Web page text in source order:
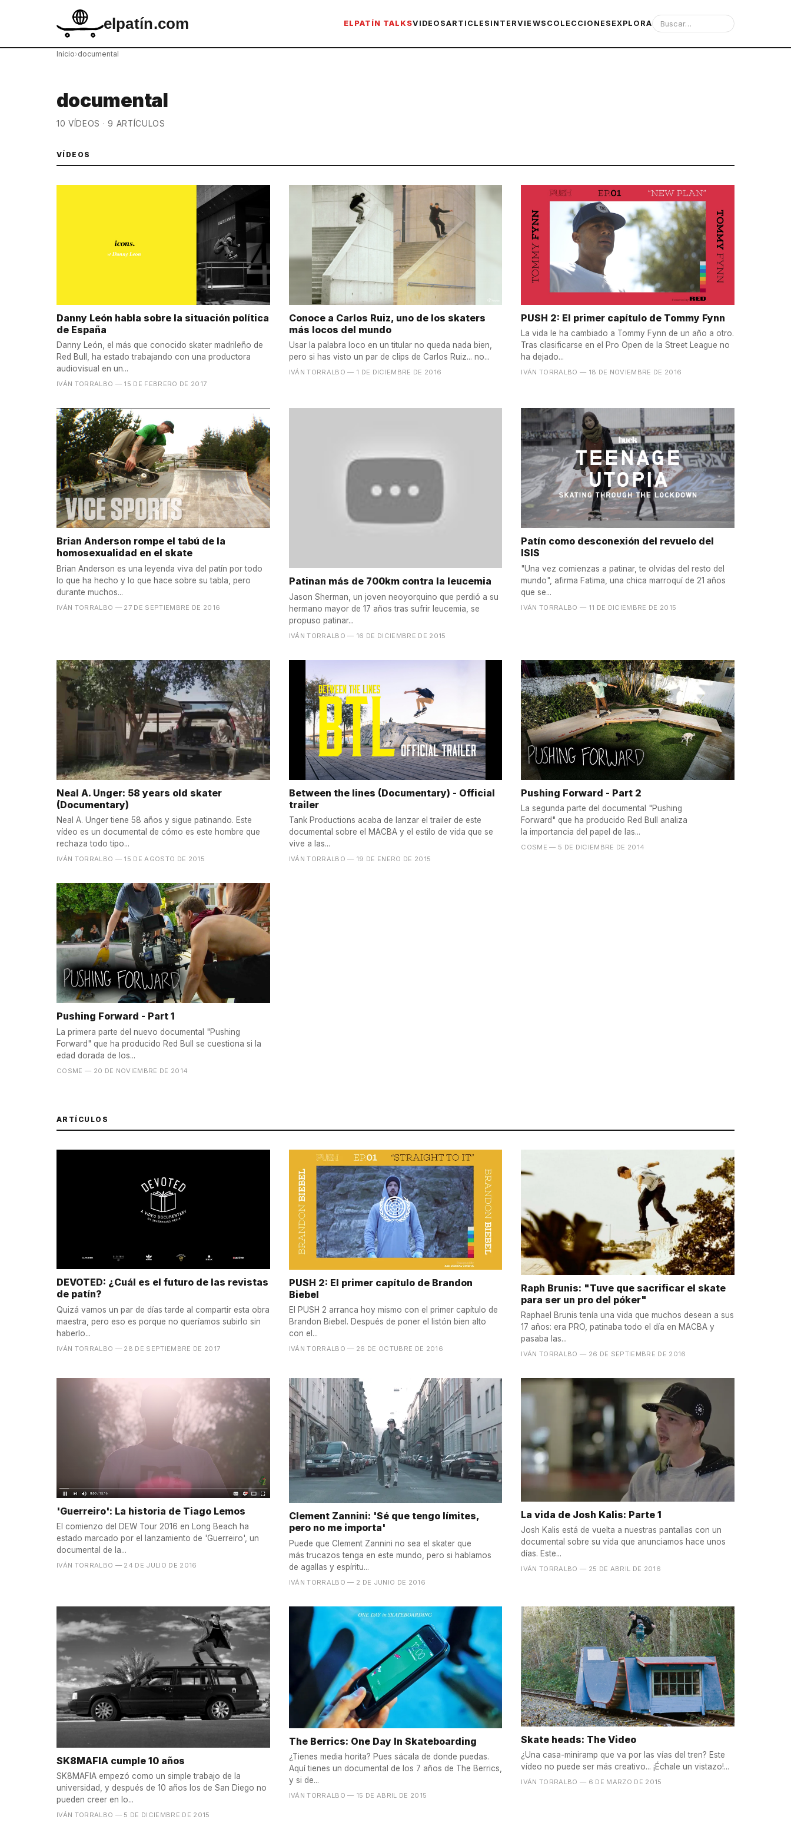
elpatín.com ELPATÍN TALKSVIDEOSARTICLES INTERVIEWS COLECCIONES EXPLORA
Inicio›documental
documental
10 VÍDEOS · 9 ARTÍCULOS
VÍDEOS
Danny León habla sobre la situación política
de España
Danny León, el más que conocido skater madrileño de
Red Bull, ha estado trabajando con una productora
audiovisual en un...
IVÁN TORRALBO — 15 DE FEBRERO DE 2017
Conoce a Carlos Ruiz, uno de los skaters
más locos del mundo
Usar la palabra loco en un titular no queda nada bien,
pero si has visto un par de clips de Carlos Ruiz... no...
IVÁN TORRALBO — 1 DE DICIEMBRE DE 2016
PUSH 2: El primer capítulo de Tommy Fynn
La vida le ha cambiado a Tommy Fynn de un año a otro.
Tras clasificarse en el Pro Open de la Street League no
ha dejado...
IVÁN TORRALBO — 18 DE NOVIEMBRE DE 2016
Brian Anderson rompe el tabú de la
homosexualidad en el skate
Brian Anderson es una leyenda viva del patín por todo
lo que ha hecho y lo que hace sobre su tabla, pero
durante muchos...
IVÁN TORRALBO — 27 DE SEPTIEMBRE DE 2016
Patinan más de 700km contra la leucemia
Jason Sherman, un joven neoyorquino que perdió a su
hermano mayor de 17 años tras sufrir leucemia, se
propuso patinar...
IVÁN TORRALBO — 16 DE DICIEMBRE DE 2015
Patín como desconexión del revuelo del
ISIS
"Una vez comienzas a patinar, te olvidas del resto del
mundo", afirma Fatima, una chica marroquí de 21 años
que se...
IVÁN TORRALBO — 11 DE DICIEMBRE DE 2015
Neal A. Unger: 58 years old skater
(Documentary)
Neal A. Unger tiene 58 años y sigue patinando. Este
vídeo es un documental de cómo es este hombre que
rechaza todo tipo...
IVÁN TORRALBO — 15 DE AGOSTO DE 2015
Between the lines (Documentary) - Official
trailer
Tank Productions acaba de lanzar el trailer de este
documental sobre el MACBA y el estilo de vida que se
vive a las...
IVÁN TORRALBO — 19 DE ENERO DE 2015
Pushing Forward - Part 2
La segunda parte del documental "Pushing
Forward" que ha producido Red Bull analiza
la importancia del papel de las...
COSME — 5 DE DICIEMBRE DE 2014
Pushing Forward - Part 1
La primera parte del nuevo documental "Pushing
Forward" que ha producido Red Bull se cuestiona si la
edad dorada de los...
COSME — 20 DE NOVIEMBRE DE 2014
ARTÍCULOS
DEVOTED: ¿Cuál es el futuro de las revistas
de patín?
Quizá vamos un par de días tarde al compartir esta obra
maestra, pero eso es porque no queríamos subirlo sin
haberlo...
IVÁN TORRALBO — 28 DE SEPTIEMBRE DE 2017
PUSH 2: El primer capítulo de Brandon
Biebel
El PUSH 2 arranca hoy mismo con el primer capítulo de
Brandon Biebel. Después de poner el listón bien alto
con el...
IVÁN TORRALBO — 26 DE OCTUBRE DE 2016
Raph Brunis: "Tuve que sacrificar el skate
para ser un pro del póker"
Raphael Brunis tenía una vida que muchos desean a sus
17 años: era PRO, patinaba todo el día en MACBA y
pasaba las...
IVÁN TORRALBO — 26 DE SEPTIEMBRE DE 2016
'Guerreiro': La historia de Tiago Lemos
El comienzo del DEW Tour 2016 en Long Beach ha
estado marcado por el lanzamiento de 'Guerreiro', un
documental de la...
IVÁN TORRALBO — 24 DE JULIO DE 2016
Clement Zannini: 'Sé que tengo límites,
pero no me importa'
Puede que Clement Zannini no sea el skater que
más trucazos tenga en este mundo, pero si hablamos
de agallas y espíritu...
IVÁN TORRALBO — 2 DE JUNIO DE 2016
La vida de Josh Kalis: Parte 1
Josh Kalis está de vuelta a nuestras pantallas con un
documental sobre su vida que anunciamos hace unos
días. Este...
IVÁN TORRALBO — 25 DE ABRIL DE 2016
SK8MAFIA cumple 10 años
SK8MAFIA empezó como un simple trabajo de la
universidad, y después de 10 años los de San Diego no
pueden creer en lo...
IVÁN TORRALBO — 5 DE DICIEMBRE DE 2015
The Berrics: One Day In Skateboarding
¿Tienes media horita? Pues sácala de donde puedas.
Aquí tienes un documental de los 7 años de The Berrics,
y si de...
IVÁN TORRALBO — 15 DE ABRIL DE 2015
Skate heads: The Video
¿Una casa-miniramp que va por las vías del tren? Este
vídeo no puede ser más creativo... ¡Échale un vistazo!...
IVÁN TORRALBO — 6 DE MARZO DE 2015